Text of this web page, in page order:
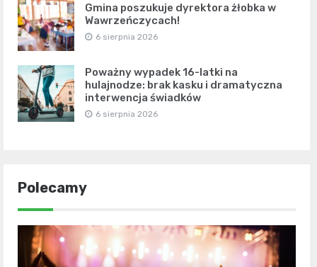
Gmina poszukuje dyrektora żłobka w
Wawrzeńczycach!
6 sierpnia 2026
Poważny wypadek 16-latki na
hulajnodze: brak kasku i dramatyczna
interwencja świadków
6 sierpnia 2026
Polecamy